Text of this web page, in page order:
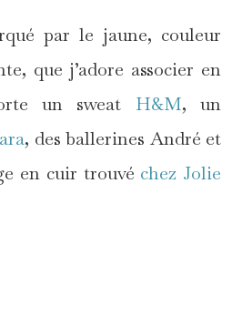
par le jaune, couleur
que j’adore associer en
un sweat H&M, un
, des ballerines André et
en cuir trouvé chez Jolie